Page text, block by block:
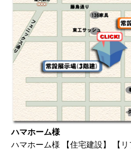
ハマホーム様
ハマホーム様 【住宅建設】 【リ